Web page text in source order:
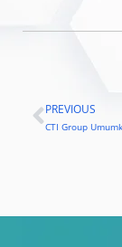
Prev
PREVIOUS